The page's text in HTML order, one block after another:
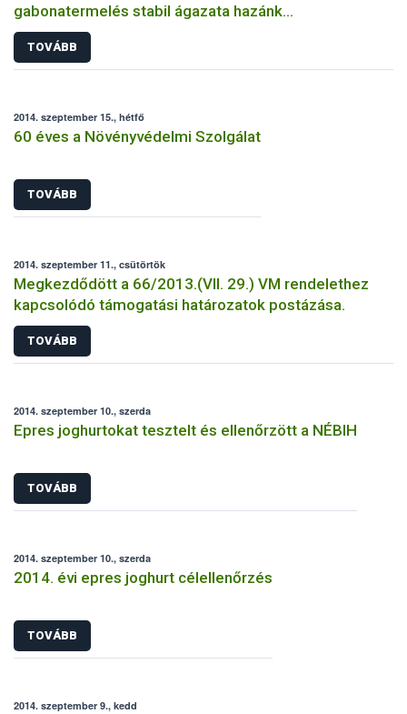
gabonatermelés stabil ágazata hazánk
mezőgazdaságának
TOVÁBB
2014. szeptember 15., hétfő
60 éves a Növényvédelmi Szolgálat
TOVÁBB
2014. szeptember 11., csütörtök
Megkezdődött a 66/2013.(VII. 29.) VM rendelethez
kapcsolódó támogatási határozatok postázása.
TOVÁBB
2014. szeptember 10., szerda
Epres joghurtokat tesztelt és ellenőrzött a NÉBIH
TOVÁBB
2014. szeptember 10., szerda
2014. évi epres joghurt célellenőrzés
TOVÁBB
2014. szeptember 9., kedd